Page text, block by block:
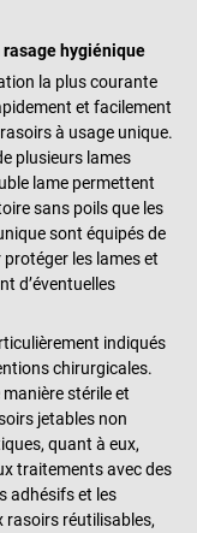
rasage hygiénique
la plus courante
et facilement
à usage unique.
plusieurs lames
lame permettent
sans poils que les
sont équipés de
les lames et
d’éventuelles
indiqués
chirurgicales.
stérile et
jetables non
quant à eux,
traitements avec des
adhésifs et les
rasoirs réutilisables,